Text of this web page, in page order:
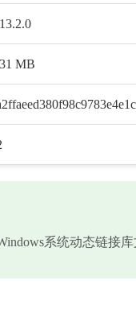
MB
系统动态链接